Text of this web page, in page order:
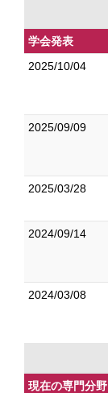
学会発表
2025/10/04
2025/09/09
2025/03/28
2024/09/14
2024/03/08
現在の専門分野